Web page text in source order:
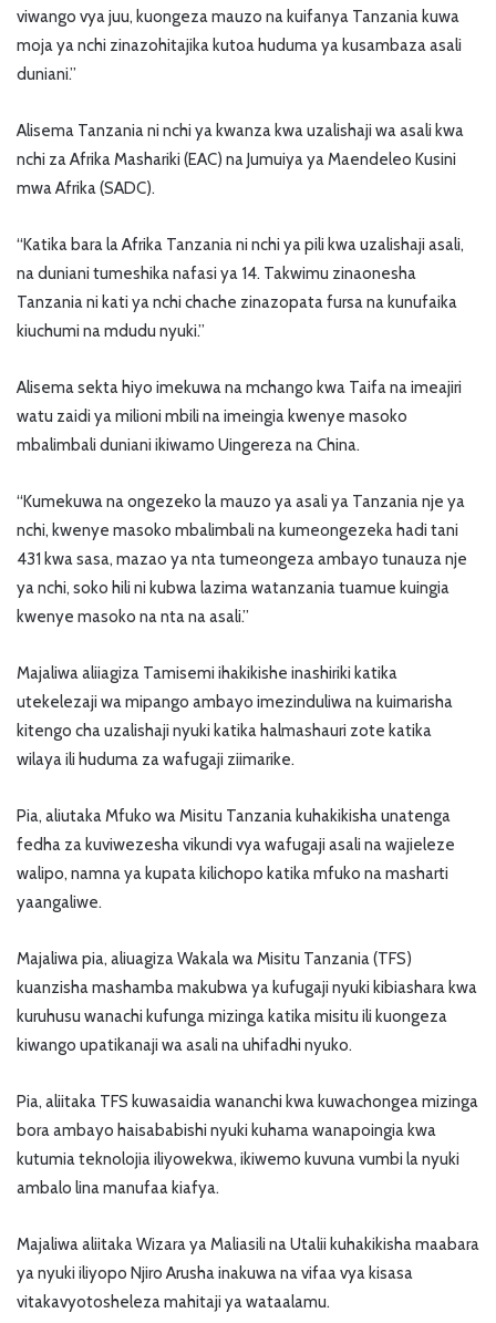
viwango vya juu, kuongeza mauzo na kuifanya Tanzania kuwa
moja ya nchi zinazohitajika kutoa huduma ya kusambaza asali
duniani.”
Alisema Tanzania ni nchi ya kwanza kwa uzalishaji wa asali kwa
nchi za Afrika Mashariki (EAC) na Jumuiya ya Maendeleo Kusini
mwa Afrika (SADC).
“Katika bara la Afrika Tanzania ni nchi ya pili kwa uzalishaji asali,
na duniani tumeshika nafasi ya 14. Takwimu zinaonesha
Tanzania ni kati ya nchi chache zinazopata fursa na kunufaika
kiuchumi na mdudu nyuki.”
Alisema sekta hiyo imekuwa na mchango kwa Taifa na imeajiri
watu zaidi ya milioni mbili na imeingia kwenye masoko
mbalimbali duniani ikiwamo Uingereza na China.
“Kumekuwa na ongezeko la mauzo ya asali ya Tanzania nje ya
nchi, kwenye masoko mbalimbali na kumeongezeka hadi tani
431 kwa sasa, mazao ya nta tumeongeza ambayo tunauza nje
ya nchi, soko hili ni kubwa lazima watanzania tuamue kuingia
kwenye masoko na nta na asali.”
Majaliwa aliiagiza Tamisemi ihakikishe inashiriki katika
utekelezaji wa mipango ambayo imezinduliwa na kuimarisha
kitengo cha uzalishaji nyuki katika halmashauri zote katika
wilaya ili huduma za wafugaji ziimarike.
Pia, aliutaka Mfuko wa Misitu Tanzania kuhakikisha unatenga
fedha za kuviwezesha vikundi vya wafugaji asali na wajieleze
walipo, namna ya kupata kilichopo katika mfuko na masharti
yaangaliwe.
Majaliwa pia, aliuagiza Wakala wa Misitu Tanzania (TFS)
kuanzisha mashamba makubwa ya kufugaji nyuki kibiashara kwa
kuruhusu wanachi kufunga mizinga katika misitu ili kuongeza
kiwango upatikanaji wa asali na uhifadhi nyuko.
Pia, aliitaka TFS kuwasaidia wananchi kwa kuwachongea mizinga
bora ambayo haisababishi nyuki kuhama wanapoingia kwa
kutumia teknolojia iliyowekwa, ikiwemo kuvuna vumbi la nyuki
ambalo lina manufaa kiafya.
Majaliwa aliitaka Wizara ya Maliasili na Utalii kuhakikisha maabara
ya nyuki iliyopo Njiro Arusha inakuwa na vifaa vya kisasa
vitakavyotosheleza mahitaji ya wataalamu.